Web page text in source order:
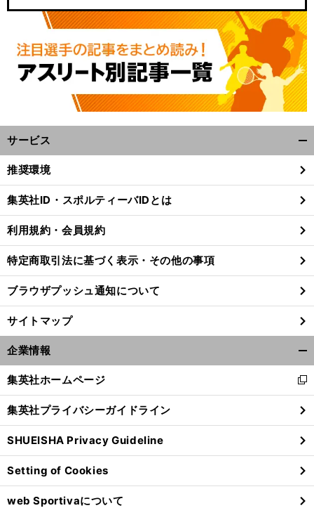
。
、
前
サービス
閉
る
推奨環境
集英社ID・スポルティーバIDとは
利用規約・会員規約
特定商取引法に基づく表示・その他の事項
ブラウザプッシュ通知について
サイトマップ
企業情報
閉
る
集英社ホームページ
新
し
い
ウ
ィ
ン
ド
ウ
で
集英社プライバシーガイドライン
SHUEISHA Privacy Guideline
Setting of Cookies
web Sportivaについて